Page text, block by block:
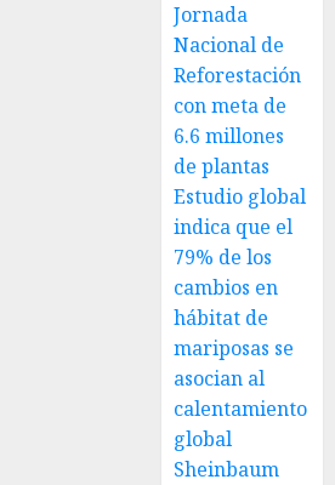
Jornada
Nacional de
Reforestación
con meta de
6.6 millones
de plantas
Estudio global
indica que el
79% de los
cambios en
hábitat de
mariposas se
asocian al
calentamiento
global
Sheinbaum